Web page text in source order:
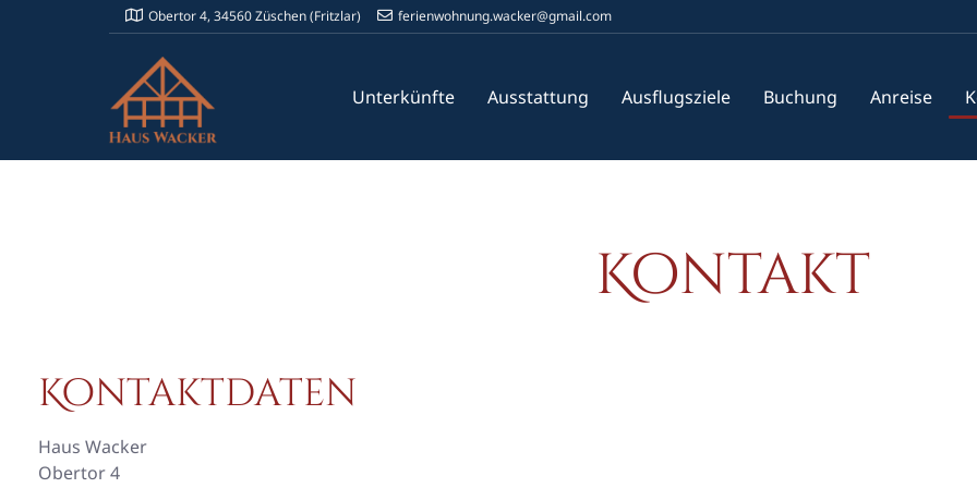
Obertor 4, 34560 Züschen (Fritzlar) ferienwohnung.wacker@gmail.com
Unterkünfte Ausstattung Ausflugsziele Buchung Anreise
Kontakt
Kontaktdaten
Haus Wacker
Obertor 4